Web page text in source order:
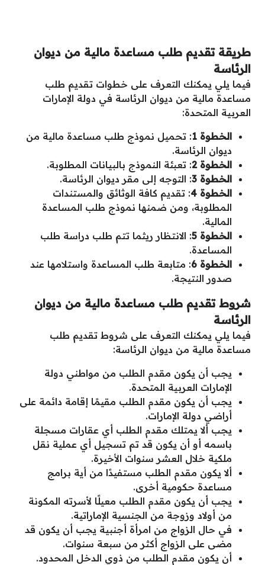
طريقة تقديم طلب مساعدة مالية من ديوان
الرئاسة
فيما يلي يمكنك التعرف على خطوات تقديم طلب
مساعدة مالية من ديوان الرئاسة في دولة الإمارات
العربية المتحدة:
الخطوة 1
: تحميل نموذج طلب مساعدة مالية من
ديوان الرئاسة.
الخطوة 2 : تعبئة النموذج بالبيانات المطلوبة.
الخطوة 3
: التوجه إلى مقر ديوان الرئاسة.
الخطوة 4
: تقديم كافة الوثائق والمستندات
المطلوبة، ومن ضمنها نموذج طلب المساعدة
المالية.
الخطوة 5
: الانتظار ريثما تتم طلب دراسة طلب
المساعدة.
الخطوة 6
: متابعة طلب المساعدة واستلامها عند
صدور النتيجة.
شروط تقديم طلب مساعدة مالية من ديوان
الرئاسة
فيما يلي يمكنك التعرف على شروط تقديم طلب
مساعدة مالية من ديوان الرئاسة:
يجب أن يكون مقدم الطلب من مواطني دولة
الإمارات العربية المتحدة.
يجب أن يكون مقدم الطلب مقيمًا إقامة دائمة على
أراضي دولة الإمارات.
يجب ألا يمتلك مقدم الطلب أي عقارات مسجلة
باسمه أو أن يكون قد تم تسجيل أي عملية نقل
ملكية خلال العشر سنوات الأخيرة.
ألا يكون مقدم الطلب مستفيدًا من أية برامج
مساعدة حكومية أخرى.
يجب أن يكون مقدم الطلب معيلًا لأسرته المكونة
من أولاد وزوجة من الجنسية الإماراتية.
في حال الزواج من امرأة أجنبية يجب أن يكون قد
مضى على الزواج أكثر من سبعة سنوات.
أن يكون مقدم الطلب من ذوي الدخل المحدود.